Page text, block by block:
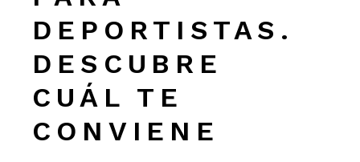
DEPORTISTAS.
DESCUBRE
CUÁL TE
CONVIENE